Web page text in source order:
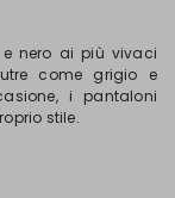
nero ai più vivaci
come grigio e
i pantaloni
stile.